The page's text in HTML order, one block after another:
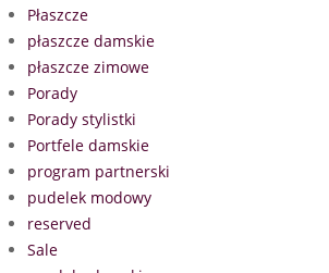
Płaszcze
płaszcze damskie
płaszcze zimowe
Porady
Porady stylistki
Portfele damskie
program partnerski
pudelek modowy
reserved
Sale